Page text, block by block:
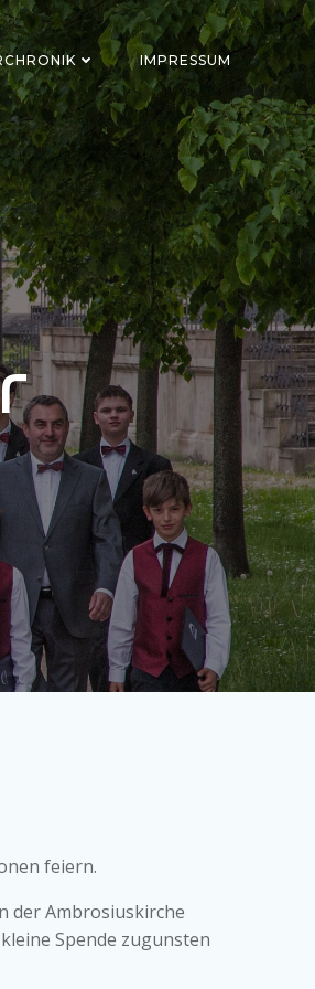
IMPRESSUM
feiern.
der Ambrosiuskirche
Spende zugunsten